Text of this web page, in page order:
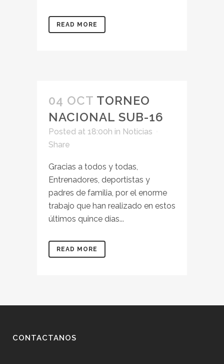
READ MORE
04 OCT TORNEO
NACIONAL SUB-16
Posted at 18:00h in Noticias
Share
Gracias a todos y todas,
Entrenadores, deportistas y
padres de familia, por el enorme
trabajo que han realizado en estos
últimos quince días...
READ MORE
CONTACTANOS